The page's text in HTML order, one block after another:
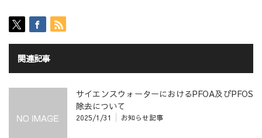
関連記事
サイエンスウォーターにおけるPFOA及びPFOS
除去について
2025/1/31 お知らせ記事